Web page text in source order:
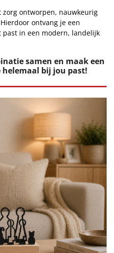
ontworpen, nauwkeurig
ontvang je een
in een modern, landelijk
samen en maak een
bij jou past!